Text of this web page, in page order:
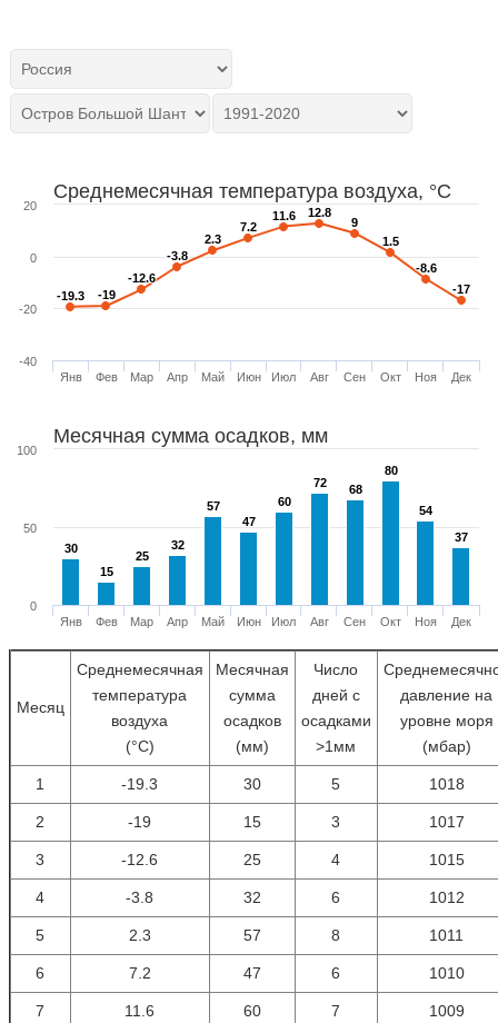
Среднемесячная температура воздуха, °C
-19.3
-19.3 -19
-19
-12.6
-12.6
-3.8
-3.8
2.3
2.3
7.2
7.2
11.6
11.6 12.8
12.8
9
9
1.5
1.5
-8.6
-8.6
-17
-17
Янв Фев Мар Апр Май Июн Июл Авг Сен Окт Ноя Дек
-40
-20
0
20
Месячная сумма осадков, мм
30
30
15
15
25
25
32
32
57
57
47
47
60
60
72
72 68
68
80
80
54
54
37
37
Янв Фев Мар Апр Май Июн Июл Авг Сен Окт Ноя Дек
0
50
100
Месяц
Среднемесячная
температура
воздуха
(°С)
Месячная
сумма
осадков
(мм)
Число
дней с
осадками
>1мм
давление на
уровне моря
(мбар)
1 -19.3 30 5 1018
2 -19 15 3 1017
3 -12.6 25 4 1015
4 -3.8 32 6 1012
5 2.3 57 8 1011
6 7.2 47 6 1010
7 11.6 60 7 1009